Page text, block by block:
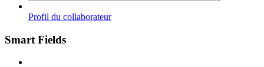
Profil du collaborateur
Smart Fields